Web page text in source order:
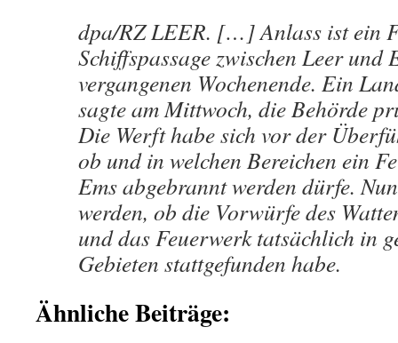
dpa/RZ LEER. […] Anlass ist ein
Schiffspassage zwi­schen Leer und
vergangenen Wochenende. Ein
sagte am Mittwoch, die Behörde
Die Werft habe sich vor der
ob und in welchen Bereichen ein
Ems abgebrannt werden dürfe.
werden, ob die Vorwürfe des
und das Feuer­werk tatsächlich in
Gebieten stattge­funden habe.
Ähnliche Beiträge: